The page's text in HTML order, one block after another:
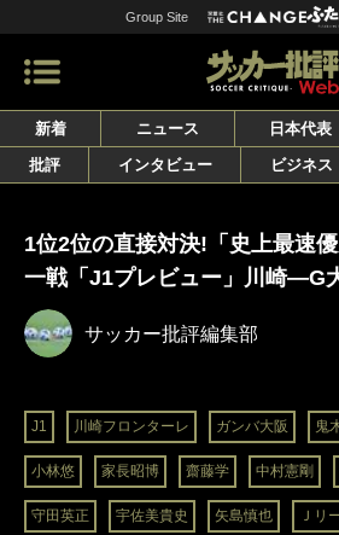
Group Site
新着 ニュース 日本代表
批評
インタビュー ビジネス
1位2位の直接対決!「史上最速
一戦「J1プレビュー」川崎―G
サッカー批評編集部
J1 川崎フロンターレ ガンバ大阪 鬼
小林悠 家長昭博 齋藤学 中村憲剛
守田英正 宇佐美貴史 矢島慎也 Ｊリ